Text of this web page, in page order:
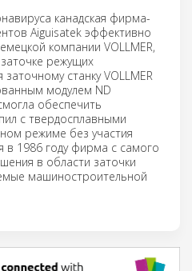
канадская фирма-
Aiguisatek эффективно
компании VOLLMER,
режущих
станку VOLLMER
модулем ND
обеспечить
с твердосплавными
режиме без участия
в 1986 году фирма с самого
в области заточки
машиностроительной